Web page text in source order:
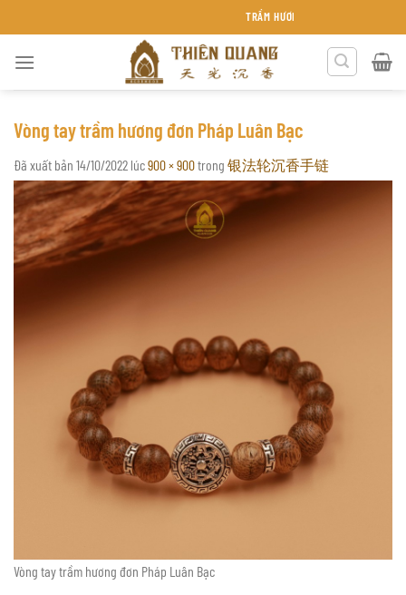
đến
TRẦM HƯƠNG THIÊN QUANG KHÁNH HÒA
Vòng tay trầm hương đơn Pháp Luân Bạc
Đã xuất bản 14/10/2022 lúc900 × 900trong 银法轮沉香手链
Vòng tay trầm hương đơn Pháp Luân Bạc